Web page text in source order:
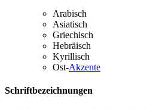
Arabisch
Asiatisch
Griechisch
Hebräisch
Kyrillisch
Ost-Akzente
Schriftbezeichnungen